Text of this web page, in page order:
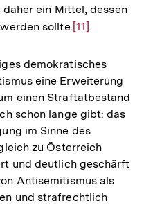
ein Mittel, dessen
sollte.Zur
der
Fußnote
[11]
demokratisches
eine Erweiterung
einen Straftatbestand
schon lange gibt: das
im Sinne des
zu Österreich
und deutlich geschärft
Antisemitismus als
und strafrechtlich